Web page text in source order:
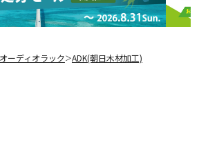
ーディオラック＞ADK(朝日木材加工)